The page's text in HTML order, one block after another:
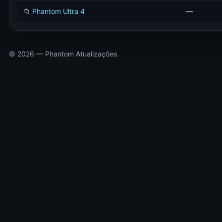
📁 Phantom Ultra 4 —
© 2026 — Phantom Atualizações